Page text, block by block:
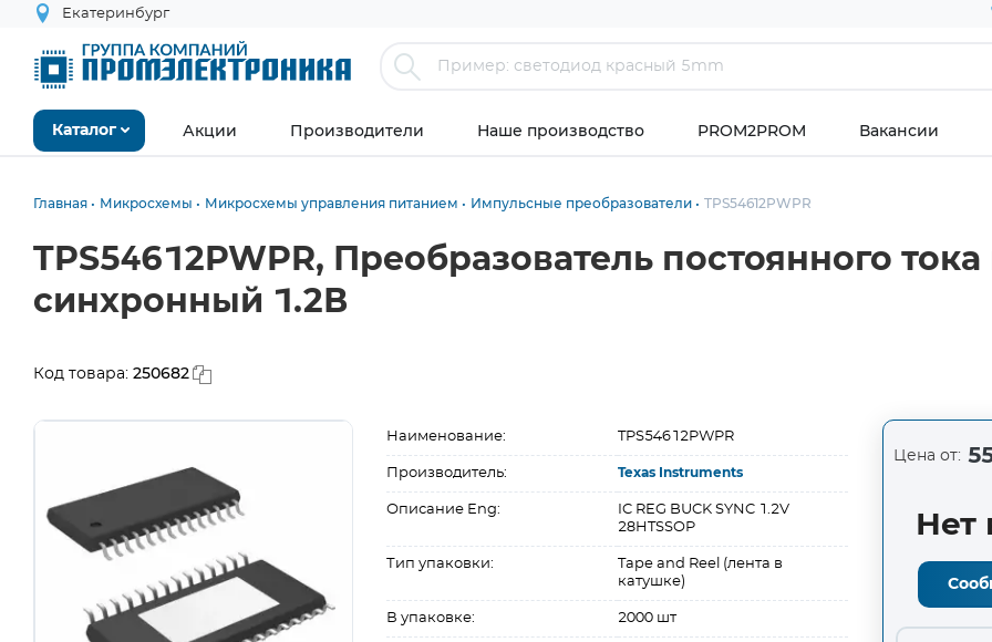
Екатеринбург
Каталог Акции Производители Наше производство PROM2PROM Вакансии
Главная Микросхемы Микросхемы управления питанием Импульсные преобразователи TPS54612PWPR
TPS54612PWPR, Преобразователь постоянного
синхронный 1.2В
Код товара: 250682
Наименование: TPS54612PWPR
Производитель: Texas Instruments
Описание Eng:
IC REG BUCK SYNC 1.2V
28HTSSOP
Тип упаковки:
Tape and Reel (лента в
катушке)
В упаковке: 2000 шт
Цена от:
Нет